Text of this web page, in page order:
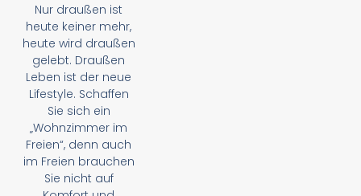
Nur draußen ist
heute keiner mehr,
heute wird draußen
gelebt. Draußen
Leben ist der neue
Lifestyle. Schaffen
Sie sich ein
„Wohnzimmer im
Freien“, denn auch
im Freien brauchen
Sie nicht auf